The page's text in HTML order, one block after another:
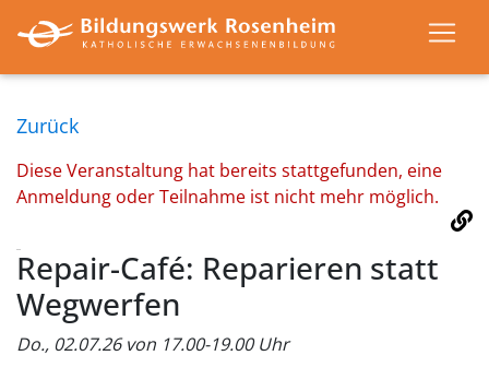
Zurück
Diese Veranstaltung hat bereits stattgefunden, eine
Anmeldung oder Teilnahme ist nicht mehr möglich.
Repair-Café: Reparieren statt
Wegwerfen
Do., 02.07.26 von 17.00-19.00 Uhr